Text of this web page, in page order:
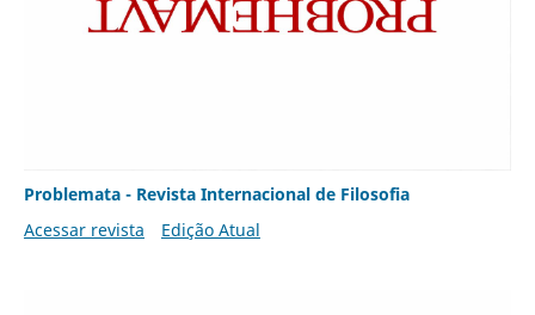
Problemata - Revista Internacional de Filosofia
Acessar revista
Edição Atual